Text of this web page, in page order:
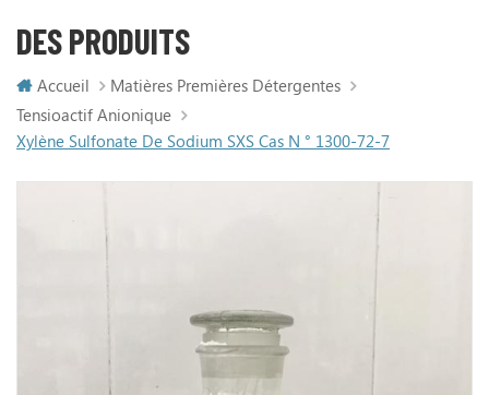
DES PRODUITS
Accueil
Matières Premières Détergentes
Tensioactif Anionique
Xylène Sulfonate De Sodium SXS Cas N ° 1300-72-7